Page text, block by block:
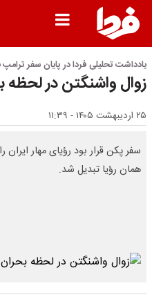
یادداشت تحلیلی فردا در پایان سفر
زوال واشنگتن در لحظه
۲۵ اردیبهشت ۱۴۰۵ - ۱۱:۳۹
سفر پکن قرار بود رؤیای مهار
همان رؤیا تبدیل شد.